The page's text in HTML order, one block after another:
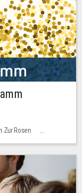
Zur Rosen